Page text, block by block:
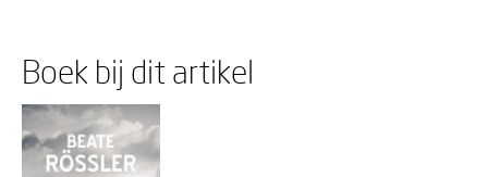
Boek bij dit artikel